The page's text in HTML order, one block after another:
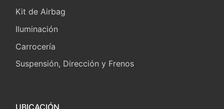
Kit de Airbag
Iluminación
Carrocería
Suspensión, Dirección y Frenos